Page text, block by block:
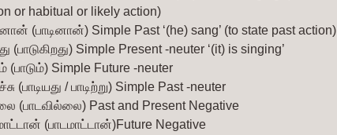
or habitual or likely action)
(பாடினான்) Simple Past ‘(he) sang’ (to state past action)
(பாடுகிறது) Simple Present -neuter ‘(it) is singing’
(பாடும்) Simple Future -neuter
(பாடியது / பாடிற்று) Simple Past -neuter
(பாடவில்லை) Past and Present Negative
(பாடமாட்டான்)Future Negative